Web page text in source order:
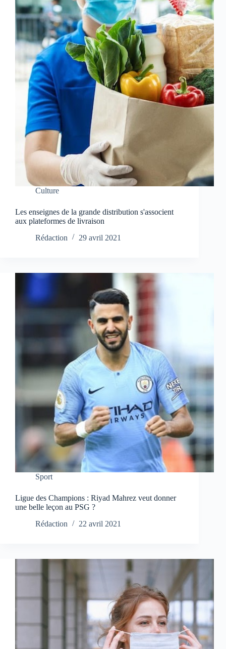
Culture
Les enseignes de la grande distribution s'associent
aux plateformes de livraison
Rédaction
29 avril 2021
Sport
Ligue des Champions : Riyad Mahrez veut donner
une belle leçon au PSG ?
Rédaction
22 avril 2021